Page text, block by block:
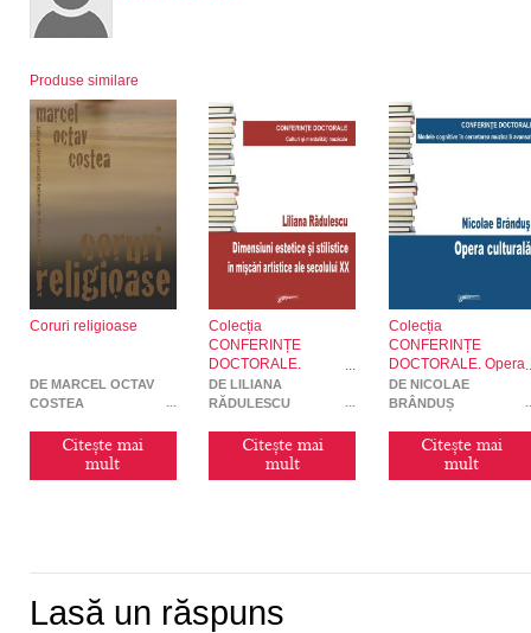
Produse similare
Coruri religioase
DE MARCEL OCTAV
COSTEA
Citește mai
mult
Colecția
CONFERINȚE
DOCTORALE.
Dimensiuni estetice și
stilistce în mișcări
DE LILIANA
RĂDULESCU
Citește mai
mult
Colecția
CONFERINȚE
DOCTORALE. Opera
culturală
DE NICOLAE
BRÂNDUȘ
Citește mai
mult
Lasă un răspuns